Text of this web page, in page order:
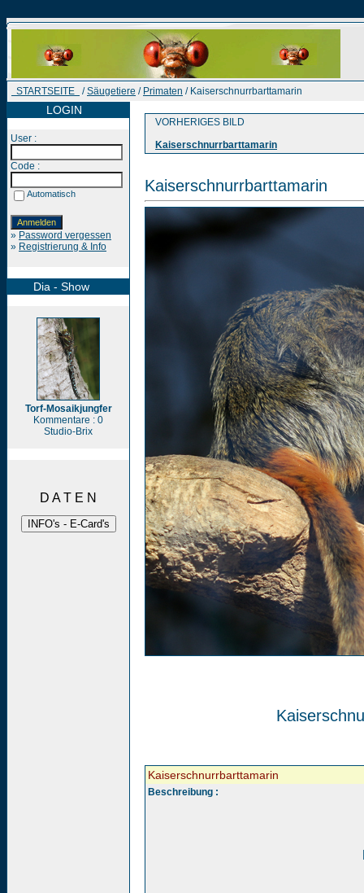
STARTSEITE /Säugetiere / Primaten / Kaiserschnurrbarttamarin
LOGIN
User :
Code :
Automatisch
» Password vergessen
» Registrierung & Info
Dia - Show
Torf-Mosaikjungfer
Kommentare : 0
Studio-Brix
D A T E N
VORHERIGES BILD
Kaiserschnurrbarttamarin
Kaiserschnurrbarttamarin
Kaiserschnurrbarttamarin
Beschreibung :